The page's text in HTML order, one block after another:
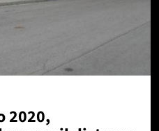
2020,